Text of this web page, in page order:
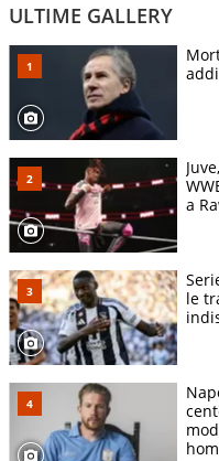
ULTIME GALLERY
a
le